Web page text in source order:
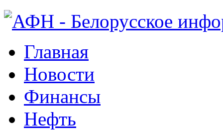
Главная
Новости
Финансы
Нефть